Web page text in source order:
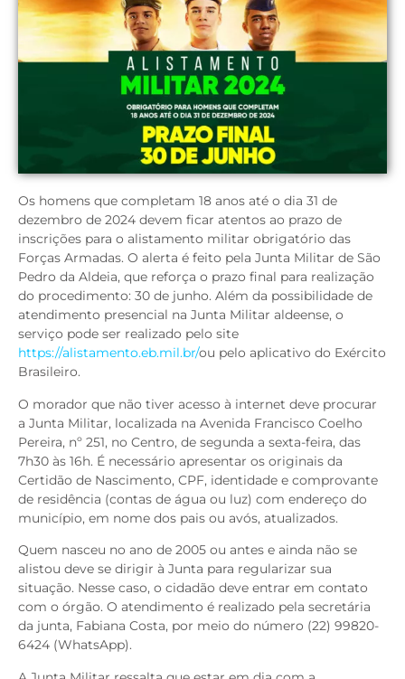
Os homens que completam 18 anos até o dia 31 de
dezembro de 2024 devem ficar atentos ao prazo de
inscrições para o alistamento militar obrigatório das
Forças Armadas. O alerta é feito pela Junta Militar de São
Pedro da Aldeia, que reforça o prazo final para realização
do procedimento: 30 de junho. Além da possibilidade de
atendimento presencial na Junta Militar aldeense, o
serviço pode ser realizado pelo site
https://alistamento.eb.mil.br/ou pelo aplicativo do Exército
Brasileiro.
O morador que não tiver acesso à internet deve procurar
a Junta Militar, localizada na Avenida Francisco Coelho
Pereira, nº 251, no Centro, de segunda a sexta-feira, das
7h30 às 16h. É necessário apresentar os originais da
Certidão de Nascimento, CPF, identidade e comprovante
de residência (contas de água ou luz) com endereço do
município, em nome dos pais ou avós, atualizados.
Quem nasceu no ano de 2005 ou antes e ainda não se
alistou deve se dirigir à Junta para regularizar sua
situação. Nesse caso, o cidadão deve entrar em contato
com o órgão. O atendimento é realizado pela secretária
da junta, Fabiana Costa, por meio do número (22) 99820-
6424 (WhatsApp).